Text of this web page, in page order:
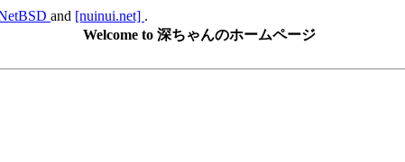
and [nuinui.net] .
Welcome to 深ちゃんのホームページ